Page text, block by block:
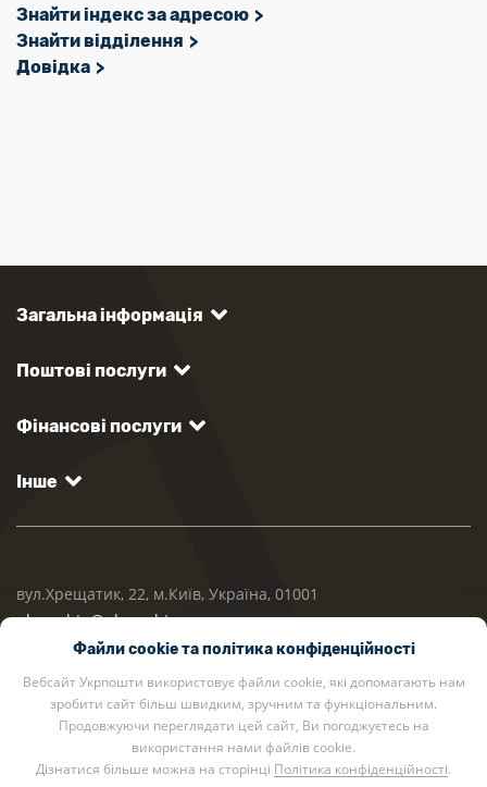
Знайти індекс за адресою
Знайти відділення
Довідка
Загальна інформація
Поштові послуги
Фінансові послуги
Інше
вул.Хрещатик, 22, м.Київ, Україна, 01001
ukrposhta@ukrposhta.ua
Файли cookie та політика конфіденційності
Вебсайт Укрпошти використовує файли cookie, які допомагають нам
зробити сайт більш швидким, зручним та функціональним.
Продовжуючи переглядати цей сайт, Ви погоджуєтесь на
використання нами файлів cookie.
Дізнатися більше можна на сторінці Політика конфіденційності.